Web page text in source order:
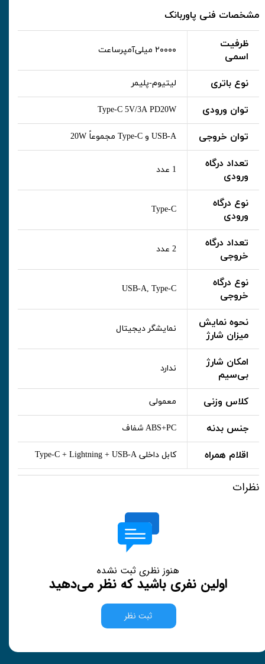
مشخصات فنی پاوربانک
ظرفیت
اسمی
۲۰۰۰۰ میلی‌آمپر‌ساعت
نوع باتری لیتیوم-پلیمر
توان ورودی Type-C 5V/3A PD20W
توان خروجی USB-A و Type-C مجموعاً 20W
تعداد درگاه
ورودی
1 عدد
نوع درگاه
ورودی
Type-C
تعداد درگاه
خروجی
2 عدد
نوع درگاه
خروجی
USB-A, Type-C
نحوه نمایش
میزان شارژ
نمایشگر دیجیتال
امکان شارژ
بی‌سیم
ندارد
کلاس وزنی معمولی
جنس بدنه ABS+PC شفاف
اقلام همراه کابل داخلی Type-C + Lightning + USB-A
نظرات
هنوز نظری ثبت نشده
اولین نفری باشید که نظر می‌دهید
ثبت نظر